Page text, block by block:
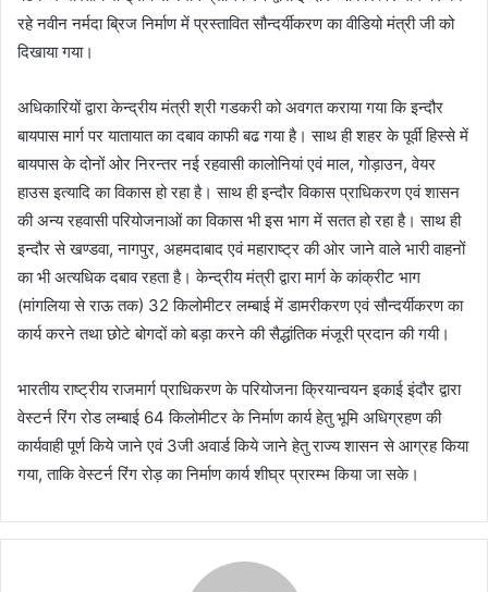
रहे नवीन नर्मदा ब्रिज निर्माण में प्रस्तावित सौन्दर्यीकरण का वीडियो मंत्री जी को
दिखाया गया।
अधिकारियों द्वारा केन्द्रीय मंत्री श्री गडकरी को अवगत कराया गया कि इन्दौर
बायपास मार्ग पर यातायात का दबाव काफी बढ गया है। साथ ही शहर के पूर्वी हिस्से में
बायपास के दोनों ओर निरन्तर नई रहवासी कालोनियां एवं माल, गोड़ाउन, वेयर
हाउस इत्यादि का विकास हो रहा है। साथ ही इन्दौर विकास प्राधिकरण एवं शासन
की अन्य रहवासी परियोजनाओं का विकास भी इस भाग में सतत हो रहा है। साथ ही
इन्दौर से खण्डवा, नागपुर, अहमदाबाद एवं महाराष्ट्र की ओर जाने वाले भारी वाहनों
का भी अत्यधिक दबाव रहता है। केन्द्रीय मंत्री द्वारा मार्ग के कांक्रीट भाग
(मांगलिया से राऊ तक) 32 किलोमीटर लम्बाई में डामरीकरण एवं सौन्दर्यीकरण का
कार्य करने तथा छोटे बोगदों को बड़ा करने की सैद्धांतिक मंजूरी प्रदान की गयी।
भारतीय राष्ट्रीय राजमार्ग प्राधिकरण के परियोजना क्रियान्वयन इकाई इंदौर द्वारा
वेस्टर्न रिंग रोड लम्बाई 64 किलोमीटर के निर्माण कार्य हेतु भूमि अधिग्रहण की
कार्यवाही पूर्ण किये जाने एवं 3जी अवार्ड किये जाने हेतु राज्य शासन से आग्रह किया
गया, ताकि वेस्टर्न रिंग रोड़ का निर्माण कार्य शीघ्र प्रारम्भ किया जा सके।